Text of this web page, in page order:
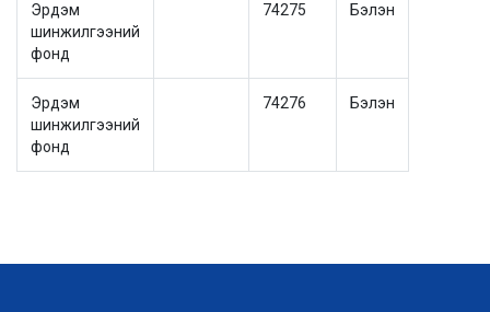
Эрдэм
шинжилгээний
фонд
74275 Бэлэн
Эрдэм
шинжилгээний
фонд
74276 Бэлэн